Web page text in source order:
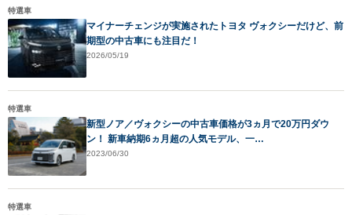
特選車
マイナーチェンジが実施されたトヨタ ヴォクシーだけど、前
期型の中古車にも注目だ！
2026/05/19
特選車
新型ノア／ヴォクシーの中古車価格が3ヵ月で20万円ダウ
ン！ 新車納期6ヵ月超の人気モデル、一…
2023/06/30
特選車